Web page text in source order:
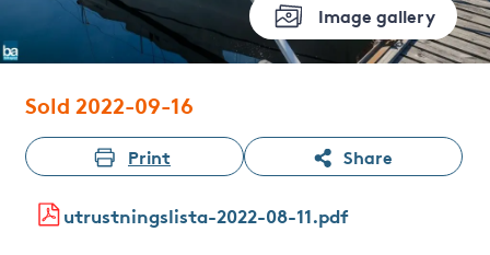
Image gallery
Sold 2022-09-16
Print Share
utrustningslista-2022-08-11.pdf